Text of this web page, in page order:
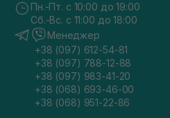
Пн.-Пт. с 10:00 до 19:00
Сб.-Вс. с 11:00 до 18:00
Менеджер
+38 (097) 612-54-81
+38 (097) 788-12-88
+38 (097) 983-41-20
+38 (068) 693-46-00
+38 (068) 951-22-86